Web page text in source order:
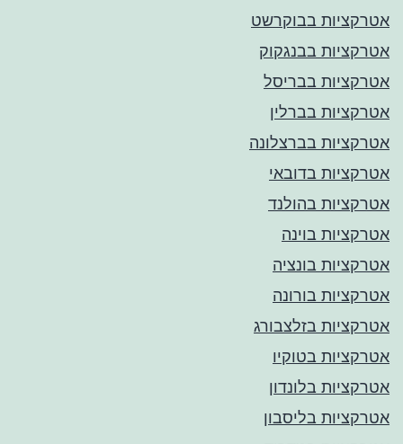
אטרקציות בבוקרשט
אטרקציות בבנגקוק
אטרקציות בבריסל
אטרקציות בברלין
אטרקציות בברצלונה
אטרקציות בדובאי
אטרקציות בהולנד
אטרקציות בוינה
אטרקציות בונציה
אטרקציות בורונה
אטרקציות בזלצבורג
אטרקציות בטוקיו
אטרקציות בלונדון
אטרקציות בליסבון